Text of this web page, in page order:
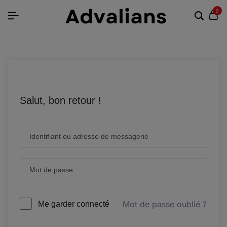
0
Salut, bon retour !
Me garder connecté Mot de passe oublié ?